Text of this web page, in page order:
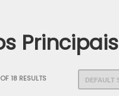
Principais
18 RESULTS